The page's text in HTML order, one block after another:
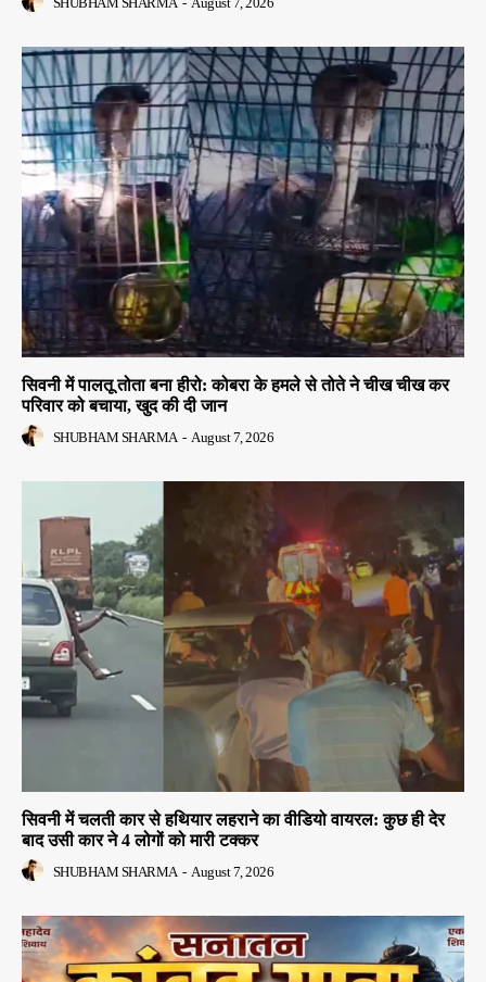
सिवनी में पालतू तोता बना हीरो: कोबरा के हमले से तोते ने चीख चीख कर
परिवार को बचाया, खुद की दी जान
SHUBHAM SHARMA - August 7, 2026
सिवनी में चलती कार से हथियार लहराने का वीडियो वायरल: कुछ ही देर
बाद उसी कार ने 4 लोगों को मारी टक्कर
SHUBHAM SHARMA - August 7, 2026